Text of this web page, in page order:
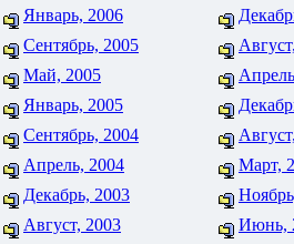
Январь, 2006
Сентябрь, 2005
Май, 2005
Январь, 2005
Сентябрь, 2004
Апрель, 2004
Март,
Декабрь, 2003
Август, 2003
Июнь,